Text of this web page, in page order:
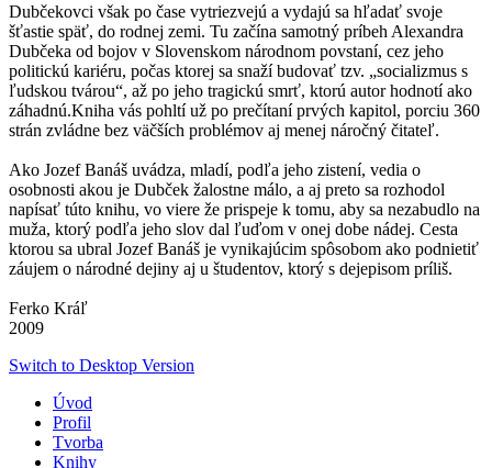
Dubčekovci však po čase vytriezvejú a vydajú sa hľadať svoje
šťastie späť, do rodnej zemi. Tu začína samotný príbeh Alexandra
Dubčeka od bojov v Slovenskom národnom povstaní, cez jeho
politickú kariéru, počas ktorej sa snaží budovať tzv. „socializmus s
ľudskou tvárou“, až po jeho tragickú smrť, ktorú autor hodnotí ako
záhadnú.Kniha vás pohltí už po prečítaní prvých kapitol, porciu 360
strán zvládne bez väčších problémov aj menej náročný čitateľ.
Ako Jozef Banáš uvádza, mladí, podľa jeho zistení, vedia o
osobnosti akou je Dubček žalostne málo, a aj preto sa rozhodol
napísať túto knihu, vo viere že prispeje k tomu, aby sa nezabudlo na
muža, ktorý podľa jeho slov dal ľuďom v onej dobe nádej. Cesta
ktorou sa ubral Jozef Banáš je vynikajúcim spôsobom ako podnietiť
záujem o národné dejiny aj u študentov, ktorý s dejepisom príliš.
Ferko Kráľ
2009
Switch to Desktop Version
Úvod
Profil
Tvorba
Knihy